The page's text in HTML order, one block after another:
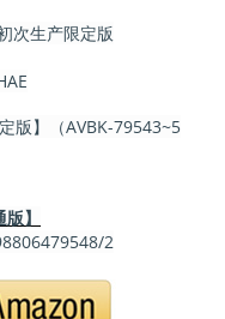
次生产限定版
版】（AVBK-79543~5
】
2